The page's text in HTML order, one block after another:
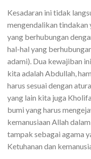
Kesadaran ini tidak
mengendalikan tindakan
yang berhubungan
hal-hal yang
adami). Dua kewajiban
kita adalah Abdullah,
harus sesuai dengan
yang lain kita juga
bumi yang harus
kemanusiaan Allah
tampak sebagai agama
Ketuhanan dan